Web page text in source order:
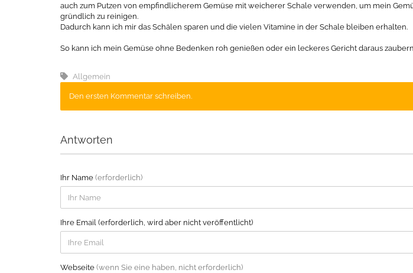
auch zum Putzen von empfindlicherem Gemüse mit weicherer Schale verwenden, um mein
gründlich zu reinigen.
Dadurch kann ich mir das Schälen sparen und die vielen Vitamine in der Schale bleiben erhalten.
So kann ich mein Gemüse ohne Bedenken roh genießen oder ein leckeres Gericht daraus
Allgemein
Den ersten Kommentar schreiben.
Antworten
Ihr Name (erforderlich)
Ihre Email (erforderlich, wird aber nicht veröffentlicht)
Webseite (wenn Sie eine haben, nicht erforderlich)